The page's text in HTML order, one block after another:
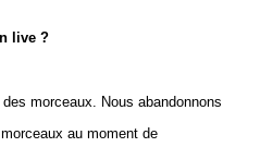
live ?
morceaux. Nous abandonnons
au moment de